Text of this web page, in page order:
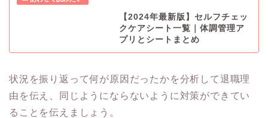
【2024年最新版】セルフチェッ
クケアシート一覧｜体調管理ア
プリとシートまとめ
状況を振り返って何が原因だったかを分析して退職理
由を伝え、同じようにならないように対策ができてい
ることを伝えましょう。